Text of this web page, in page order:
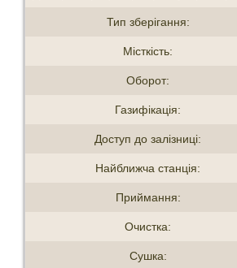
Тип зберігання:
Місткість:
Оборот:
Газифікація:
Доступ до залізниці:
Найближча станція:
Приймання:
Очистка:
Сушка: